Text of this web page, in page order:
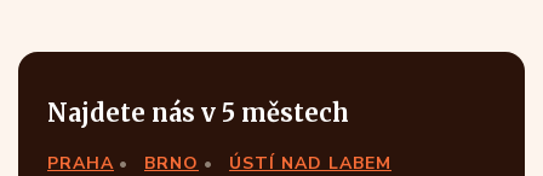
Najdete nás v 5 městech
PRAHA BRNO
ÚSTÍ NAD LABEM